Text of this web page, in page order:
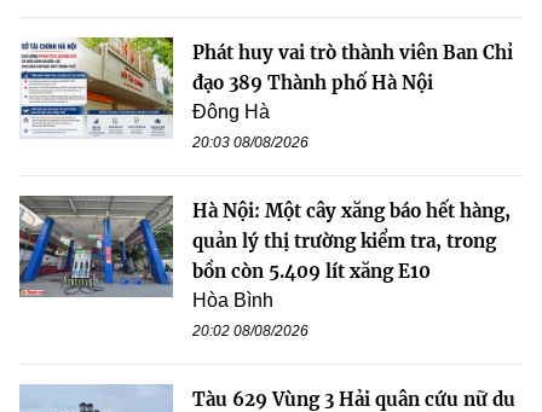
Phát huy vai trò thành viên Ban Chỉ
đạo 389 Thành phố Hà Nội
Đông Hà
20:03 08/08/2026
Hà Nội: Một cây xăng báo hết hàng,
quản lý thị trường kiểm tra, trong
bồn còn 5.409 lít xăng E10
Hòa Bình
20:02 08/08/2026
Tàu 629 Vùng 3 Hải quân cứu nữ du